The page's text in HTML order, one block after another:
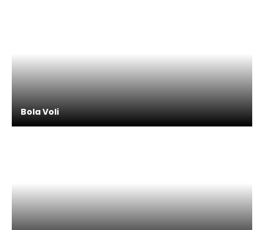
Bola Voli